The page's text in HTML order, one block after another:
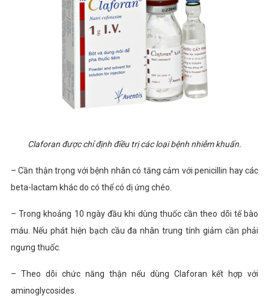
Claforan được chỉ định điều trị các loại bệnh nhiễm khuẩn.
– Cần thận trọng với bệnh nhân có tăng cảm với penicillin hay các
beta-lactam khác do có thể có dị ứng chéo.
– Trong khoảng 10 ngày đầu khi dùng thuốc cần theo dõi tế bào
máu. Nếu phát hiện bạch cầu đa nhân trung tính giảm cần phải
ngưng thuốc.
– Theo dõi chức năng thận nếu dùng Claforan kết hợp với
aminoglycosides.